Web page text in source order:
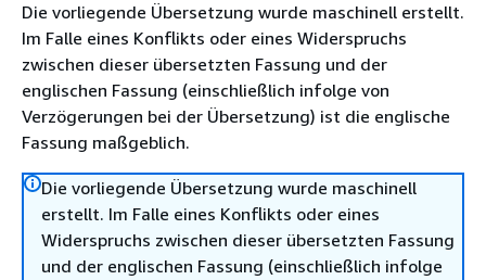
Die vorliegende Übersetzung wurde maschinell erstellt.
Im Falle eines Konflikts oder eines Widerspruchs
zwischen dieser übersetzten Fassung und der
englischen Fassung (einschließlich infolge von
Verzögerungen bei der Übersetzung) ist die englische
Fassung maßgeblich.
Die vorliegende Übersetzung wurde maschinell
erstellt. Im Falle eines Konflikts oder eines
Widerspruchs zwischen dieser übersetzten Fassung
und der englischen Fassung (einschließlich infolge